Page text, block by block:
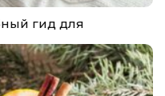
гид для